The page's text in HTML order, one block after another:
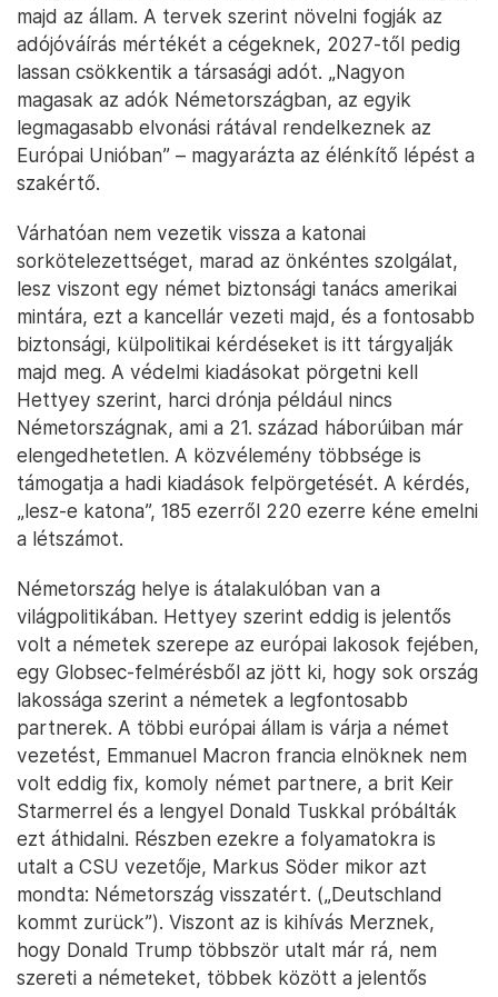
majd az állam. A tervek szerint növelni fogják az
adójóváírás mértékét a cégeknek, 2027-től pedig
lassan csökkentik a társasági adót. „Nagyon
magasak az adók Németországban, az egyik
legmagasabb elvonási rátával rendelkeznek az
Európai Unióban” – magyarázta az élénkítő lépést a
szakértő.
Várhatóan nem vezetik vissza a katonai
sorkötelezettséget, marad az önkéntes szolgálat,
lesz viszont egy német biztonsági tanács amerikai
mintára, ezt a kancellár vezeti majd, és a fontosabb
biztonsági, külpolitikai kérdéseket is itt tárgyalják
majd meg. A védelmi kiadásokat pörgetni kell
Hettyey szerint, harci drónja például nincs
Németországnak, ami a 21. század háborúiban már
elengedhetetlen. A közvélemény többsége is
támogatja a hadi kiadások felpörgetését. A kérdés,
„lesz-e katona”, 185 ezerről 220 ezerre kéne emelni
a létszámot.
Németország helye is átalakulóban van a
világpolitikában. Hettyey szerint eddig is jelentős
volt a németek szerepe az európai lakosok fejében,
egy Globsec-felmérésből az jött ki, hogy sok ország
lakossága szerint a németek a legfontosabb
partnerek. A többi európai állam is várja a német
vezetést, Emmanuel Macron francia elnöknek nem
volt eddig fix, komoly német partnere, a brit Keir
Starmerrel és a lengyel Donald Tuskkal próbálták
ezt áthidalni. Részben ezekre a folyamatokra is
utalt a CSU vezetője, Markus Söder mikor azt
mondta: Németország visszatért. („Deutschland
kommt zurück”). Viszont az is kihívás Merznek,
hogy Donald Trump többször utalt már rá, nem
szereti a németeket, többek között a jelentős